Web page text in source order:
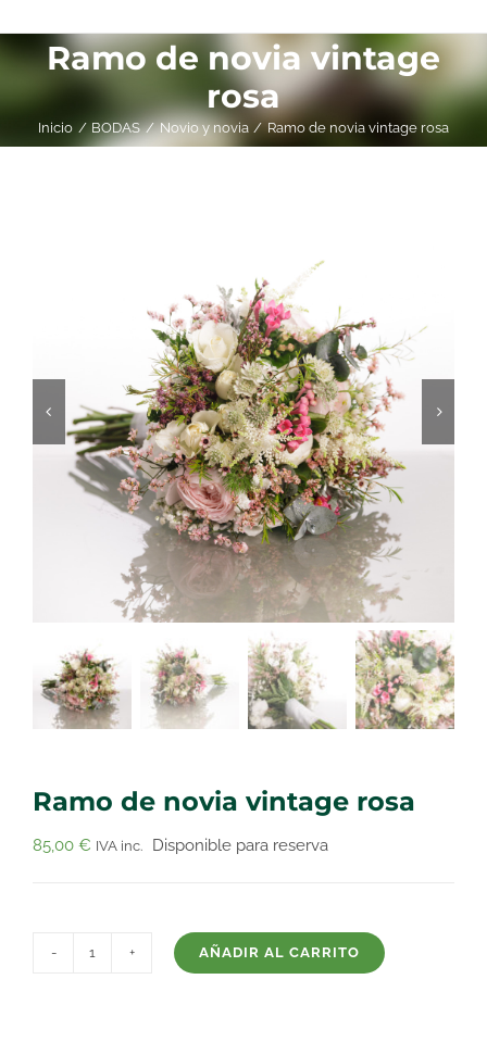
Ramo de novia vintage
rosa
Inicio BODAS Novio y novia Ramo de novia vintage rosa
Ramo de novia vintage rosa
85,00 € IVA inc. Disponible para reserva
AÑADIR AL CARRITO